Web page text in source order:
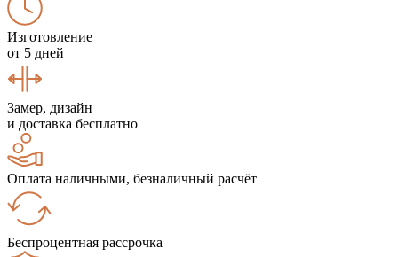
Изготовление
от 5 дней
Замер, дизайн
и доставка бесплатно
Оплата наличными, безналичный расчёт
Беспроцентная рассрочка